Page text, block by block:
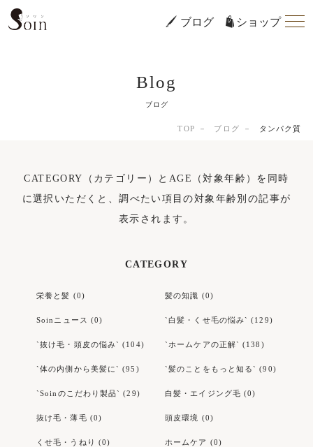
ブログ ショップ
Blog
ブログ
TOP ブログ タンパク質
CATEGORY（カテゴリー）とAGE（対象年齢）を同時
に選択いただくと、調べたい項目の対象年齢別の記事が
表示されます。
CATEGORY
栄養と髪 (0) 髪の知識 (0)
Soinニュース (0) `白髪・くせ毛の悩み` (129)
`抜け毛・頭皮の悩み` (104) `ホームケアの正解` (138)
`体の内側から美髪に` (95) `髪のことをもっと知る` (90)
`Soinのこだわり製品` (29) 白髪・エイジング毛 (0)
抜け毛・薄毛 (0) 頭皮環境 (0)
くせ毛・うねり (0) ホームケア (0)